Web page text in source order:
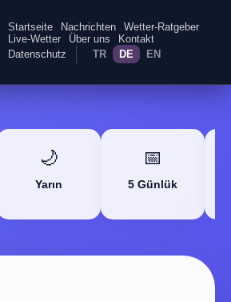
Startseite Nachrichten
Wetter-Ratgeber
Live-Wetter
Über uns
Kontakt
Datenschutz
TR DE EN
🌙
Yarın
📅
5 Günlük